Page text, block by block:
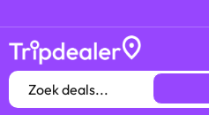
Hetgróótste